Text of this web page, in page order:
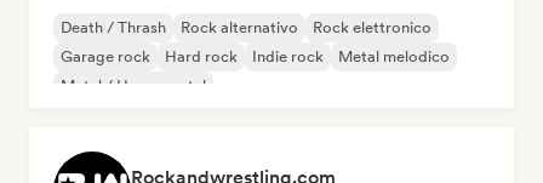
Death / Thrash Rock alternativo
Rock elettronico
Garage rock
Hard rock Indie rock
Metal melodico
Metal / Heavy metal
Rockandwrestling.com